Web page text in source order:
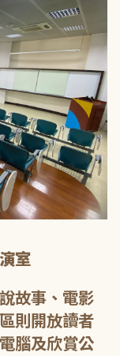
室
故事、電影
則開放讀者
腦及欣賞公